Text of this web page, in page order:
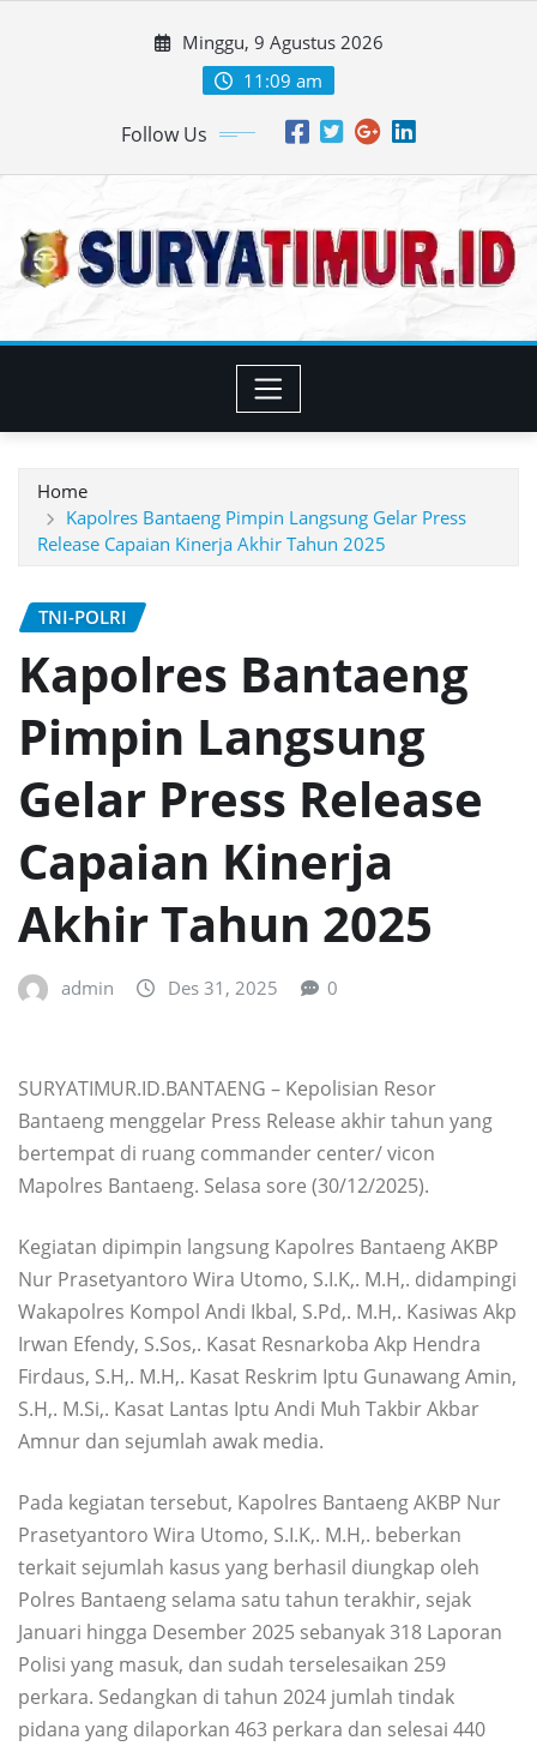
Minggu, 9 Agustus 2026
11:09 am
Follow Us
Home
Kapolres Bantaeng Pimpin Langsung Gelar Press
Release Capaian Kinerja Akhir Tahun 2025
TNI-POLRI
Kapolres Bantaeng
Pimpin Langsung
Gelar Press Release
Capaian Kinerja
Akhir Tahun 2025
admin Des 31, 2025 0
SURYATIMUR.ID.BANTAENG – Kepolisian Resor
Bantaeng menggelar Press Release akhir tahun yang
bertempat di ruang commander center/ vicon
Mapolres Bantaeng. Selasa sore (30/12/2025).
Kegiatan dipimpin langsung Kapolres Bantaeng AKBP
Nur Prasetyantoro Wira Utomo, S.I.K,. M.H,. didampingi
Wakapolres Kompol Andi Ikbal, S.Pd,. M.H,. Kasiwas Akp
Irwan Efendy, S.Sos,. Kasat Resnarkoba Akp Hendra
Firdaus, S.H,. M.H,. Kasat Reskrim Iptu Gunawang Amin,
S.H,. M.Si,. Kasat Lantas Iptu Andi Muh Takbir Akbar
Amnur dan sejumlah awak media.
Pada kegiatan tersebut, Kapolres Bantaeng AKBP Nur
Prasetyantoro Wira Utomo, S.I.K,. M.H,. beberkan
terkait sejumlah kasus yang berhasil diungkap oleh
Polres Bantaeng selama satu tahun terakhir, sejak
Januari hingga Desember 2025 sebanyak 318 Laporan
Polisi yang masuk, dan sudah terselesaikan 259
perkara. Sedangkan di tahun 2024 jumlah tindak
pidana yang dilaporkan 463 perkara dan selesai 440